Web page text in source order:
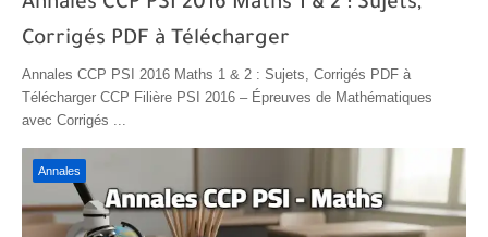
Corrigés PDF à Télécharger
Annales CCP PSI 2016 Maths 1 & 2 : Sujets, Corrigés PDF à
Télécharger CCP Filière PSI 2016 – Épreuves de Mathématiques
avec Corrigés ...
Annales